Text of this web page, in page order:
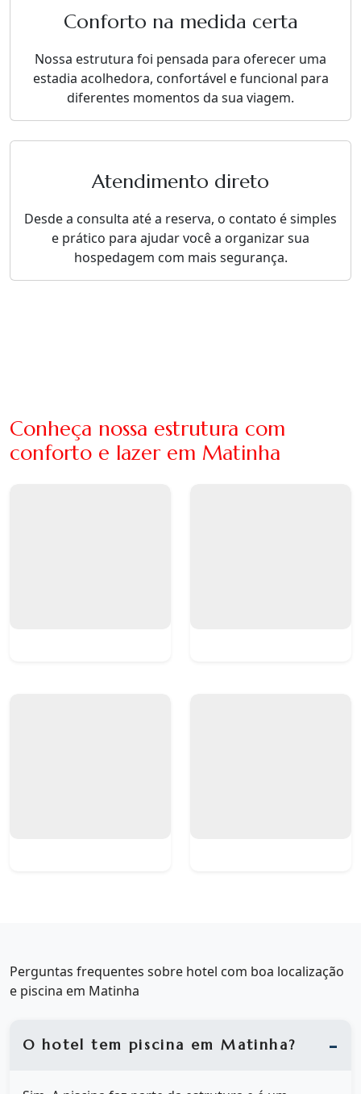
Conforto na medida certa
Nossa estrutura foi pensada para oferecer uma
estadia acolhedora, confortável e funcional para
diferentes momentos da sua viagem.
Atendimento direto
Desde a consulta até a reserva, o contato é simples
e prático para ajudar você a organizar sua
hospedagem com mais segurança.
Conheça nossa estrutura com
conforto e lazer em Matinha
Perguntas frequentes sobre hotel com boa localização
e piscina em Matinha
O hotel tem piscina em Matinha?